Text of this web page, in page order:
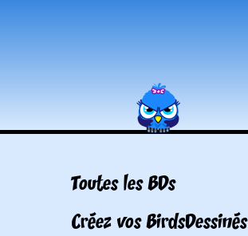
Toutes les BDs
Créez vos BirdsDessinés